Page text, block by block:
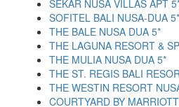
SEKAR NUSA VILLAS APT
SOFITEL BALI NUSA-DUA 5*
THE BALE NUSA DUA 5*
THE LAGUNA RESORT &
THE MULIA NUSA DUA 5*
THE ST. REGIS BALI
THE WESTIN RESORT
COURTYARD BY